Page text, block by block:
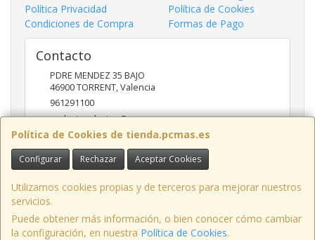
Política de Cookies de tienda.pcmas.es
Configurar Rechazar Aceptar Cookies
Utilizamos cookies propias y de terceros para mejorar nuestros
servicios.
Puede obtener más información, o bien conocer cómo cambiar
la configuración, en nuestra Política de Cookies.
Política Privacidad
Política de Cookies
Condiciones de Compra
Formas de Pago
Contacto
PDRE MENDEZ 35 BAJO
46900TORRENT,Valencia
961291100
nadasinsolucion@pcmas.es
Horario
10 -14 17 - 20
, , , , España. - C.I.F.: B98685811 - Tfno: